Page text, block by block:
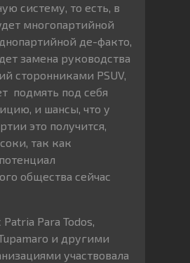
систему, то есть, в
многопартийной
де-факто,
замена руководства
сторонниками PSUV,
подмять под себя
и шансы, что у
это получится,
так как
общества сейчас
Patria Para Todos,
и другими
участвовала